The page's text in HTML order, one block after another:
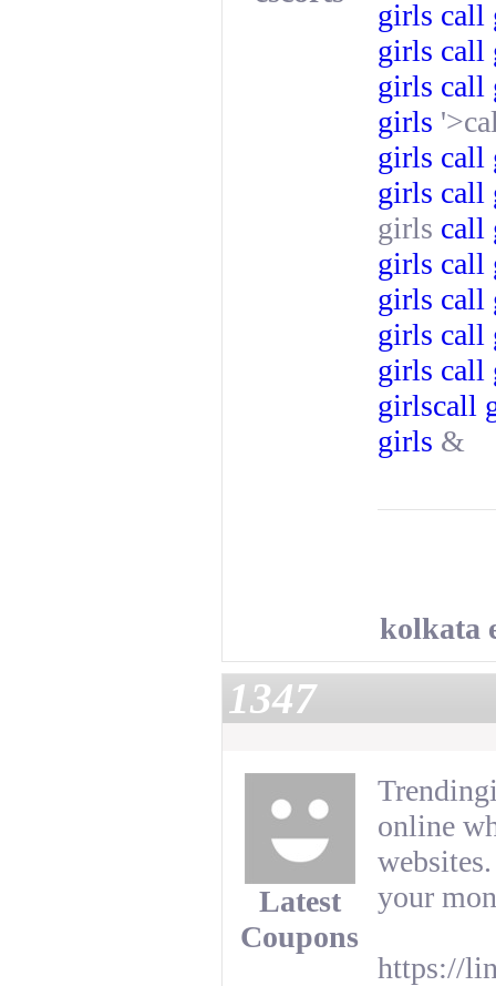
girls
girls call
girls call
girls
girls call
girls
girls
girls call
girls call
girls call
girls
girlscall
girls &
kolkata
1347
Latest
Coupons
online
your
https://